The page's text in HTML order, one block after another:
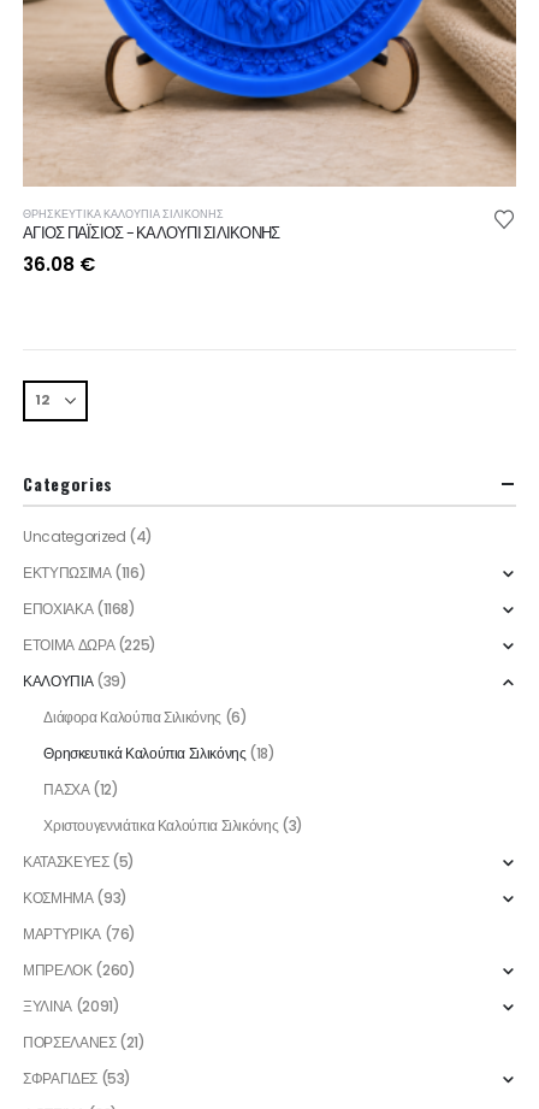
ΘΡΗΣΚΕΥΤΙΚΆ ΚΑΛΟΎΠΙΑ ΣΙΛΙΚΌΝΗΣ
ΑΓΙΟΣ ΠΑΪΣΙΟΣ - ΚΑΛΟΥΠΙ ΣΙΛΙΚΟΝΗΣ
36.08 €
Categories
Uncategorized (4)
ΕΚΤΥΠΩΣΙΜΑ (116)
ΕΠΟΧΙΑΚΑ (1168)
ΕΤΟΙΜΑ ΔΩΡΑ (225)
ΚΑΛΟΥΠΙΑ (39)
Διάφορα Καλούπια Σιλικόνης (6)
Θρησκευτικά Καλούπια Σιλικόνης (18)
ΠΑΣΧΑ (12)
Χριστουγεννιάτικα Καλούπια Σιλικόνης (3)
ΚΑΤΑΣΚΕΥΕΣ (5)
ΚΟΣΜΗΜΑ(93)
ΜΑΡΤΥΡΙΚΑ (76)
ΜΠΡΕΛΟΚ(260)
ΞΥΛΙΝΑ (2091)
ΠΟΡΣΕΛΑΝΕΣ (21)
ΣΦΡΑΓΙΔΕΣ (53)